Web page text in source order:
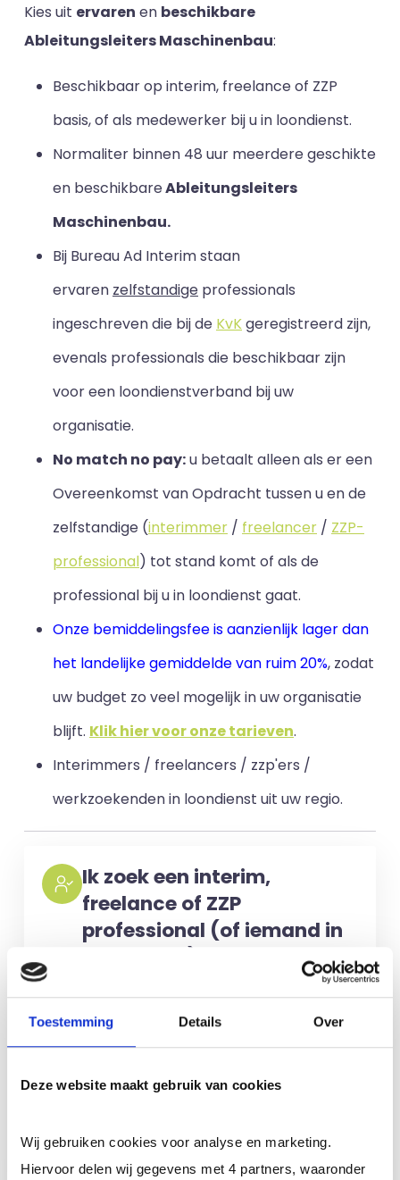
Toestemming Details Over
Deze website maakt gebruik van cookies
Wij gebruiken cookies voor analyse en marketing.
Hiervoor delen wij gegevens met 4 partners, waaronder
Kies uit ervaren en beschikbare
Ableitungsleiters Maschinenbau:
Beschikbaar op interim, freelance of ZZP
basis, of als medewerker bij u in loondienst.
Normaliter binnen 48 uur meerdere geschikte
en beschikbareAbleitungsleiters
Maschinenbau.
Bij Bureau Ad Interim staan
ervaren zelfstandige professionals
ingeschreven die bij de KvKgeregistreerd zijn,
evenals professionals die beschikbaar zijn
voor een loondienstverband bij uw
organisatie.
No match no pay:u betaalt alleen als er een
Overeenkomst van Opdracht tussen u en de
zelfstandige (interimmer / freelancer / ZZP-
professional) tot stand komt of als de
professional bij u in loondienst gaat.
Onze bemiddelingsfee is aanzienlijk lager dan
het landelijke gemiddelde van ruim 20%, zodat
uw budget zo veel mogelijk in uw organisatie
blijft. Klik hier voor onze tarieven.
Interimmers / freelancers / zzp'ers /
werkzoekenden in loondienst uit uw regio.
Ik zoek een interim,
freelance of ZZP
professional (of iemand in
loondienst)
kandidaten berekenen wij geen kosten.
No match? No pay!Kosten worden
alleen gemaakt als een professional
Meer informatie